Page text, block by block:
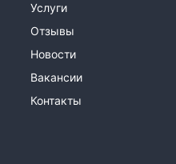
Услуги
Отзывы
Новости
Вакансии
Контакты